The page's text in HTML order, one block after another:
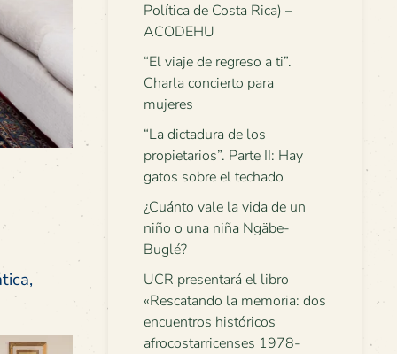
Política de Costa Rica) –
ACODEHU
“El viaje de regreso a ti”.
Charla concierto para
mujeres
“La dictadura de los
propietarios”. Parte II: Hay
gatos sobre el techado
¿Cuánto vale la vida de un
niño o una niña Ngäbe-
Buglé?
UCR presentará el libro
«Rescatando la memoria: dos
encuentros históricos
afrocostarricenses 1978-